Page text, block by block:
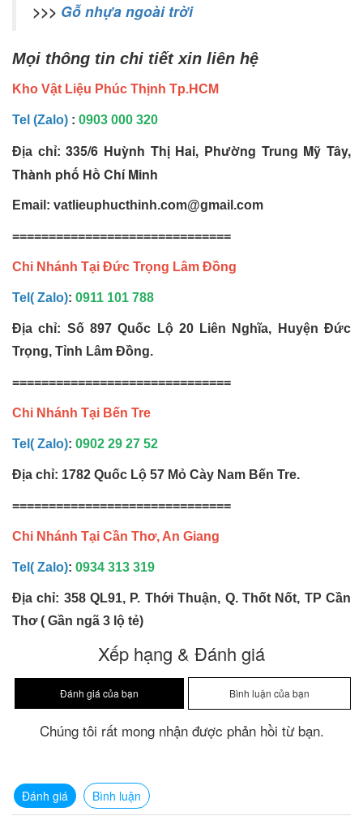
>>> Gỗ nhựa ngoài trời
Mọi thông tin chi tiết xin liên hệ
Kho Vật Liệu Phúc Thịnh Tp.HCM
Tel (Zalo) : 0903 000 320
Địa chỉ:335/6 Huỳnh Thị Hai, Phường Trung Mỹ Tây,
Thành phố Hồ Chí Minh
Email: vatlieuphucthinh.com@gmail.com
==============================
Chi Nhánh Tại Đức Trọng Lâm Đồng
Tel( Zalo): 0911 101 788
Địa chỉ: Số 897 Quốc Lộ 20 Liên Nghĩa, Huyện Đức
Trọng, Tỉnh Lâm Đồng.
==============================
Chi Nhánh Tại Bến Tre
Tel( Zalo): 0902 29 27 52
Địa chỉ: 1782 Quốc Lộ 57 Mỏ Cày Nam Bến Tre.
==============================
Chi Nhánh Tại Cần Thơ, An Giang
Tel( Zalo): 0934 313 319
Địa chỉ: 358 QL91, P. Thới Thuận, Q. Thốt Nốt, TP Cần
Thơ ( Gần ngã 3 lộ tẻ)
Xếp hạng & Đánh giá
Chúng tôi rất mong nhận được phản hồi từ bạn.
Đánh giá Bình luận